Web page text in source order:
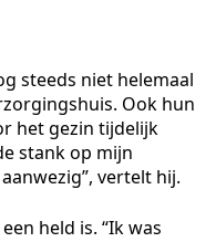
steeds niet helemaal
Ook hun
het gezin tijdelijk
stank op mijn
vertelt hij.
held is. “Ik was